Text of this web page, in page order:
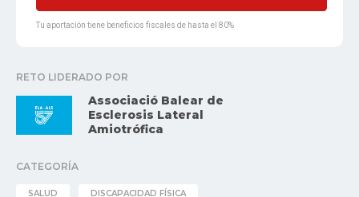
Tu aportación tiene beneficios fiscales de hasta el 80%
RETO LIDERADO POR
Associació Balear de
Esclerosis Lateral
Amiotrófica
CATEGORÍA
SALUD DISCAPACIDAD FÍSICA